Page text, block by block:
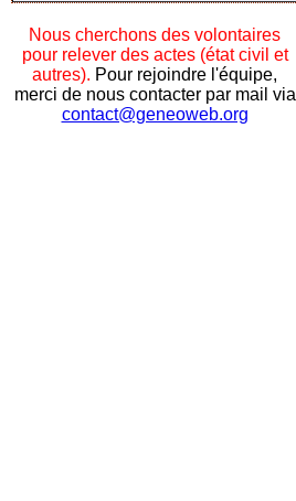
Nous cherchons des volontaires
pour relever des actes (état civil et
autres). Pour rejoindre l'équipe,
merci de nous contacter par mail via
contact@geneoweb.org